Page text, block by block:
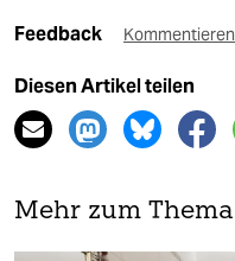
Feedback Kommentieren
Diesen Artikel teilen
Mehr zum Thema